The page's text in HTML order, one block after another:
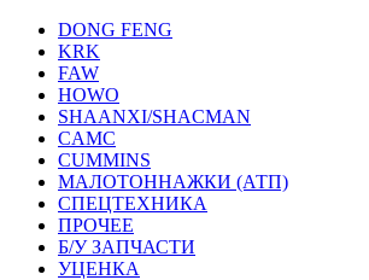
DONG FENG
KRK
FAW
HOWO
SHAANXI/SHACMAN
CAMC
CUMMINS
МАЛОТОННАЖКИ (АТП)
СПЕЦТЕХНИКА
ПРОЧЕЕ
Б/У ЗАПЧАСТИ
УЦЕНКА